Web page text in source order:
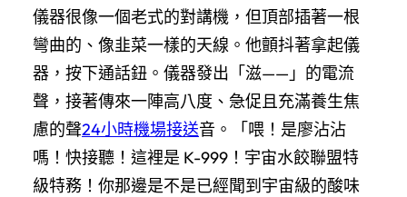
儀器很像一個老式的對講機，但頂部插著一根
彎曲的、像韭菜一樣的天線。他顫抖著拿起儀
器，按下通話鈕。儀器發出「滋——」的電流
聲，接著傳來一陣高八度、急促且充滿養生焦
慮的聲24小時機場接送音。「喂！是廖沾沾
嗎！快接聽！這裡是 K-999！宇宙水餃聯盟特
級特務！你那邊是不是已經聞到宇宙級的酸味